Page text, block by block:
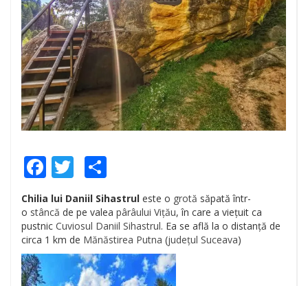
Facebook
Twitter
Chilia lui Daniil Sihastrul este o grotă săpată într-
o stâncă de pe valea pârâului Vițău, în care a viețuit ca
pustnic Cuviosul Daniil Sihastrul. Ea se află la o distanță de
circa 1 km de Mănăstirea Putna (județul Suceava)